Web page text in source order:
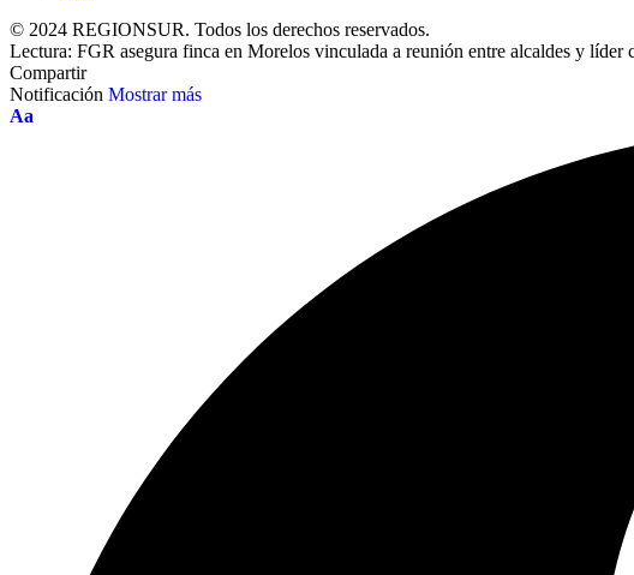
© 2024 REGIONSUR. Todos los derechos reservados.
Lectura: FGR asegura finca en Morelos vinculada a reunión entre alcaldes y líder
Compartir
Notificación Mostrar más
Aa